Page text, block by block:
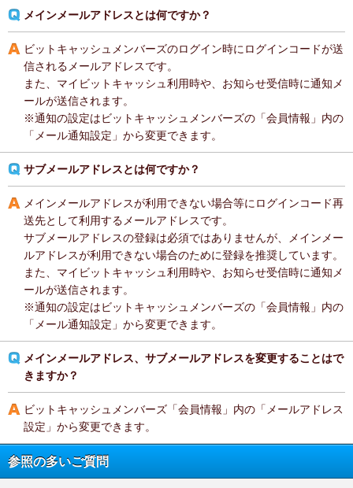
メインメールアドレスとは何ですか？
ビットキャッシュメンバーズのログイン時にログインコードが送
信されるメールアドレスです。
また、マイビットキャッシュ利用時や、お知らせ受信時に通知メ
ールが送信されます。
※通知の設定はビットキャッシュメンバーズの「会員情報」内の
「メール通知設定」から変更できます。
サブメールアドレスとは何ですか？
メインメールアドレスが利用できない場合等にログインコード再
送先として利用するメールアドレスです。
サブメールアドレスの登録は必須ではありませんが、メインメー
ルアドレスが利用できない場合のために登録を推奨しています。
また、マイビットキャッシュ利用時や、お知らせ受信時に通知メ
ールが送信されます。
※通知の設定はビットキャッシュメンバーズの「会員情報」内の
「メール通知設定」から変更できます。
メインメールアドレス、サブメールアドレスを変更することはで
きますか？
ビットキャッシュメンバーズ「会員情報」内の「メールアドレス
設定」から変更できます。
参照の多いご質問